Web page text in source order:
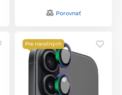
Porovnať
Pre náročných